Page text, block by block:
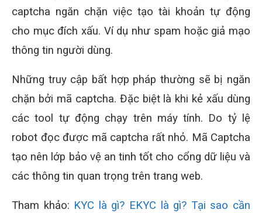
captcha ngăn chặn việc tạo tài khoản tự động
cho mục đích xấu. Ví dụ như spam hoặc giả mạo
thông tin người dùng.
Những truy cập bất hợp pháp thường sẽ bị ngăn
chặn bởi mã captcha. Đặc biệt là khi kẻ xấu dùng
các tool tự động chạy trên máy tính. Do tỷ lệ
robot đọc được mã captcha rất nhỏ. Mã Captcha
tạo nên lớp bảo vệ an tinh tốt cho cổng dữ liệu và
các thông tin quan trọng trên trang web.
Tham khảo: KYC là gì? EKYC là gì? Tại sao cần